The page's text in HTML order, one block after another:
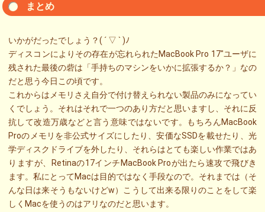
まとめ
いかがだったでしょう？( ´ ▽ ` )ﾉ
ディスコンによりその存在が忘れられたMacBook Pro 17″ユーザに
残された最後の砦は「手持ちのマシンをいかに拡張するか？」なの
だと思う今日この頃です。
これからはメモリさえ自分で付け替えられない製品のみになってい
くでしょう。それはそれで一つのあり方だと思いますし、それに反
抗して改造万歳などと言う意味ではないです。もちろんMacBook
Proのメモリを非公式サイズにしたり、安価なSSDを載せたり、光
学ディスクドライブを外したり、それらはとても楽しい作業ではあ
りますが、Retinaの17インチMacBook Proが出たら速攻で飛びき
ます。私にとってMacは目的ではなく手段なので。それまでは（そ
んな日は来そうもないけどw）こうして出来る限りのことをして楽
しくMacを使うのはアリなのだと思います。